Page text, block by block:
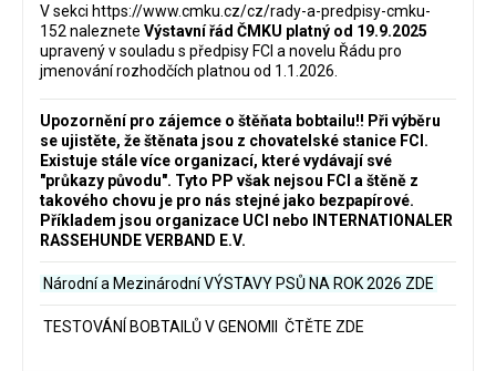
V sekci https://www.cmku.cz/cz/rady-a-predpisy-cmku-
152 naleznete Výstavní řád ČMKU platný od 19.9.2025
upravený v souladu s předpisy FCI a novelu Řádu pro
jmenování rozhodčích platnou od 1.1.2026.
Upozornění pro zájemce o štěňata bobtailu‼️ Při výběru
se ujistěte, že štěnata jsou z chovatelské stanice FCI.
Existuje stále více organizací, které vydávají své
"průkazy původu". Tyto PP však nejsou FCI a štěně z
takového chovu je pro nás stejné jako bezpapírové.
Příkladem jsou organizace UCI nebo INTERNATIONALER
RASSEHUNDE VERBAND E.V.
Národní a Mezinárodní VÝSTAVY PSŮ NA ROK 2026 ZDE
TESTOVÁNÍ BOBTAILŮ V GENOMII ČTĚTE ZDE